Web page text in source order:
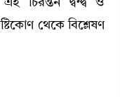
চিরন্তন দ্বন্দ্ব ও
থেকে বিশ্লেষণ